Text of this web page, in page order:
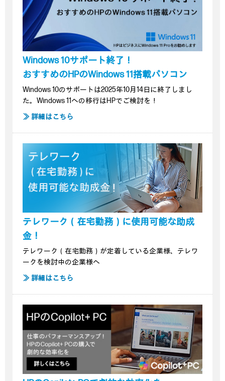
Windows 10サポート終了！
おすすめのHPのWindows 11搭載パソコン
Windows 10のサポートは2025年10月14日に終了しまし
た。Windows 11への移行はHPでご検討を！
≫ 詳細はこちら
テレワーク（在宅勤務）に使用可能な助成
金！
テレワーク（在宅勤務）が定着している企業様、テレワ
ークを検討中の企業様へ
≫ 詳細はこちら